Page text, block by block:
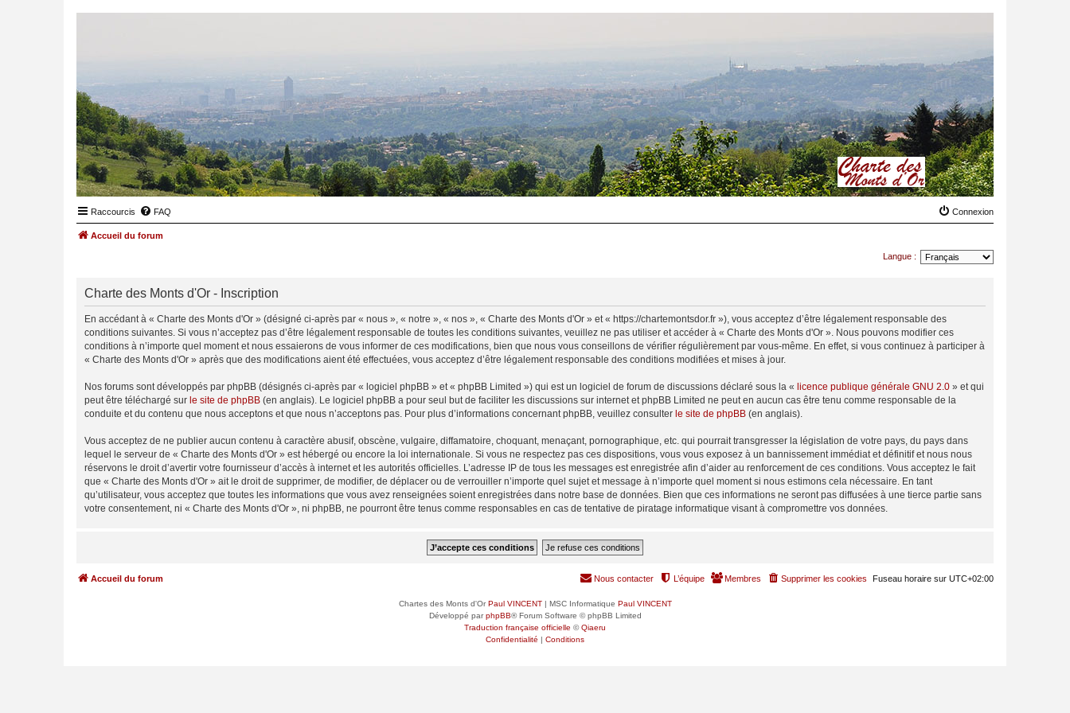
Raccourcis FAQ Connexion
Accueil du forum
Langue :
Charte des Monts d'Or - Inscription
En accédant à « Charte des Monts d'Or » (désigné ci-après par « nous », « notre », « nos », « Charte des Monts d'Or » et « https://chartemontsdor.fr »), vous acceptez d’être légalement responsable des
conditions suivantes. Si vous n’acceptez pas d’être légalement responsable de toutes les conditions suivantes, veuillez ne pas utiliser et accéder à « Charte des Monts d'Or ». Nous pouvons modifier ces
conditions à n’importe quel moment et nous essaierons de vous informer de ces modifications, bien que nous vous conseillons de vérifier régulièrement par vous-même. En effet, si vous continuez à participer à
« Charte des Monts d'Or » après que des modifications aient été effectuées, vous acceptez d’être légalement responsable des conditions modifiées et mises à jour.
Nos forums sont développés par phpBB (désignés ci-après par « logiciel phpBB » et « phpBB Limited ») qui est un logiciel de forum de discussions déclaré sous la « licence publique générale GNU 2.0 » et qui
peut être téléchargé sur le site de phpBB (en anglais). Le logiciel phpBB a pour seul but de faciliter les discussions sur internet et phpBB Limited ne peut en aucun cas être tenu comme responsable de la
conduite et du contenu que nous acceptons et que nous n’acceptons pas. Pour plus d’informations concernant phpBB, veuillez consulter le site de phpBB (en anglais).
Vous acceptez de ne publier aucun contenu à caractère abusif, obscène, vulgaire, diffamatoire, choquant, menaçant, pornographique, etc. qui pourrait transgresser la législation de votre pays, du pays dans
lequel le serveur de « Charte des Monts d'Or » est hébergé ou encore la loi internationale. Si vous ne respectez pas ces dispositions, vous vous exposez à un bannissement immédiat et définitif et nous nous
réservons le droit d’avertir votre fournisseur d’accès à internet et les autorités officielles. L’adresse IP de tous les messages est enregistrée afin d’aider au renforcement de ces conditions. Vous acceptez le fait
que « Charte des Monts d'Or » ait le droit de supprimer, de modifier, de déplacer ou de verrouiller n’importe quel sujet et message à n’importe quel moment si nous estimons cela nécessaire. En tant
qu’utilisateur, vous acceptez que toutes les informations que vous avez renseignées soient enregistrées dans notre base de données. Bien que ces informations ne seront pas diffusées à une tierce partie sans
votre consentement, ni « Charte des Monts d'Or », ni phpBB, ne pourront être tenus comme responsables en cas de tentative de piratage informatique visant à compromettre vos données.
Accueil du forum Fuseau horaire sur UTC+02:00
Supprimer les cookies
Membres
L’équipe
Nous contacter
Chartes des Monts d'OrPaul VINCENT| MSC Informatique Paul VINCENT
Développé parphpBB® Forum Software © phpBB Limited
Traduction française officielle ©Qiaeru
Confidentialité | Conditions